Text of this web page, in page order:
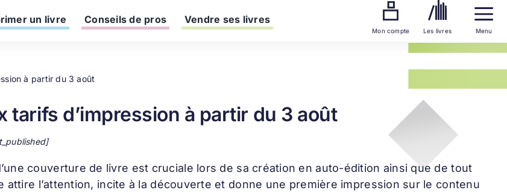
un livre Conseils de pros Vendre ses livres
Mon compte Les livres Menu
à partir du 3 août
tarifs d’impression à partir du 3 août
couverture de livre est cruciale lors de sa création en auto-édition ainsi que de tout
attire l’attention, incite à la découverte et donne une première impression sur le contenu